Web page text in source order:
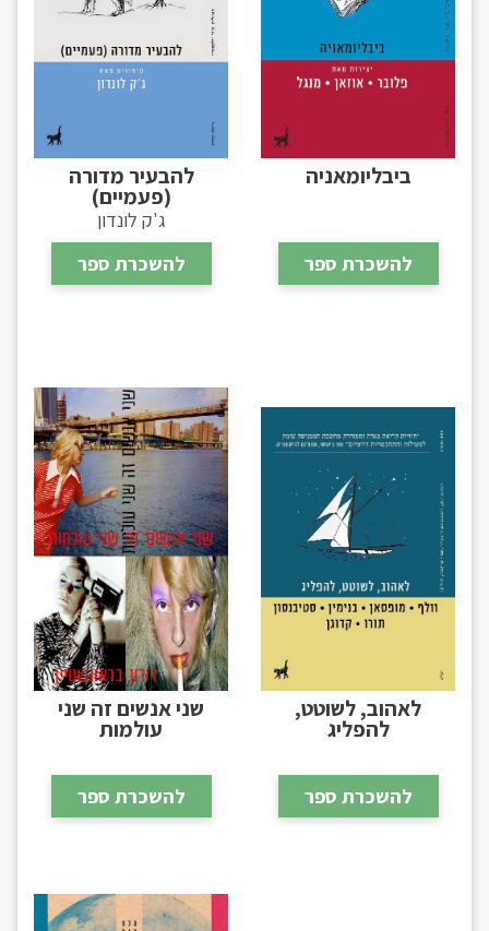
ביבליומאניה
להשכרת ספר
להבעיר מדורה
(פעמיים)
ג'ק לונדון
להשכרת ספר
לאהוב, לשוטט,
להפליג
להשכרת ספר
שני אנשים זה שני
עולמות
להשכרת ספר